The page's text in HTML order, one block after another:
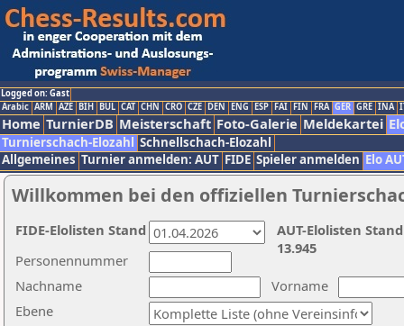
Logged on: Gast
Arabic ARM AZE BIH BUL CAT CHN CRO CZE DEN ENG ESP FAI FIN FRA GER GRE INA
Home TurnierDB Meisterschaft Foto-Galerie Meldekartei
Turnierschach-Elozahl Schnellschach-Elozahl
Allgemeines Turnier anmelden: AUT FIDE Spieler anmelden Elo
Willkommen bei den offiziellen
Nachname
Vorname
Ebene
Personennummer
AUT-Elolisten
13.945
FIDE-Elolisten Stand